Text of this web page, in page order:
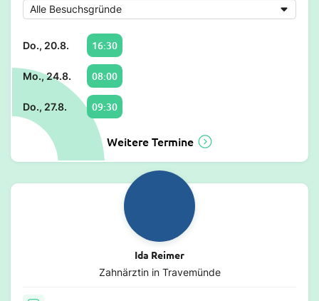
Do., 20.8. 16:30
Mo., 24.8. 08:00
Do., 27.8. 09:30
Weitere Termine
Ida Reimer
Zahnärztin in Travemünde